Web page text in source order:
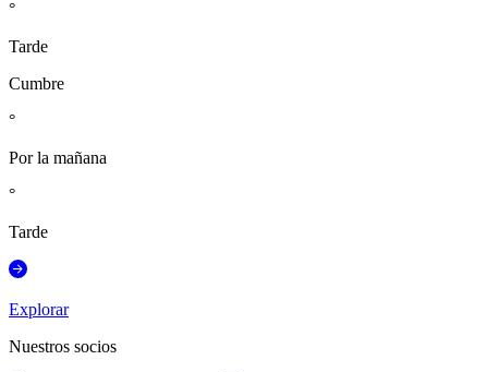
°
Tarde
Cumbre
°
Por la mañana
°
Tarde
Explorar
Nuestros socios